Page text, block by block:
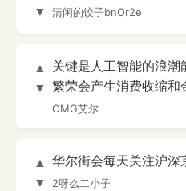
▼
清闲的饺子bnOr2e
▲
▼
关键是人工智能的浪
繁荣会产生消费收缩和
OMG艾尔
▲
▼
华尔街会每天关注沪深
2呀么二小子